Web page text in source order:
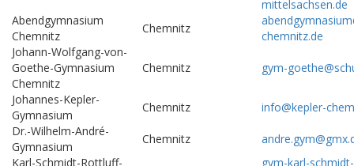
mittelsachsen.de
Abendgymnasium
Chemnitz
Chemnitz
chemnitz.de
Johann-Wolfgang-von-
Goethe-Gymnasium
Chemnitz
Chemnitz gym-
Johannes-Kepler-
Gymnasium
Chemnitz
info@kepler-
Dr.-Wilhelm-André-
Gymnasium
Chemnitz
Karl-Schmidt-Rottluff-
gym-karl-